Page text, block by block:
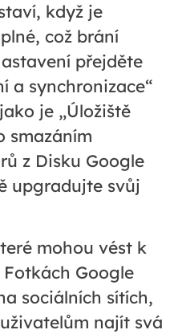
když je
což brání
přejděte
a synchronizace“
je „Úložiště
smazáním
z Disku Google
upgradujte svůj
mohou vést k
Google
sociálních sítích,
najít svá